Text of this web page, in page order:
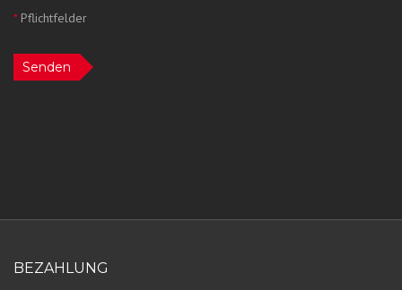
*Pflichtfelder
Senden
BEZAHLUNG